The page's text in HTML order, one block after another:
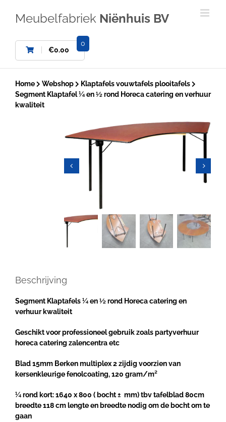
Meubelfabriek Niënhuis BV
€0.00
0
Home Webshop
Klaptafels vouwtafels plooitafels
Segment Klaptafel ¼ en ½ rond Horeca catering en verhuur
kwaliteit
Beschrijving
Segment Klaptafels ¼ en ½ rond Horeca catering en
verhuur kwaliteit
Geschikt voor professioneel gebruik zoals partyverhuur
horeca catering zalencentra etc
Blad 15mm Berken multiplex 2 zijdig voorzien van
kersenkleurige fenolcoating, 120 gram/m²
¼ rond kort: 1640 x 800 ( bocht ± mm) tbv tafelblad 80cm
breedte 118 cm lengte en breedte nodig om de bocht om te
gaan